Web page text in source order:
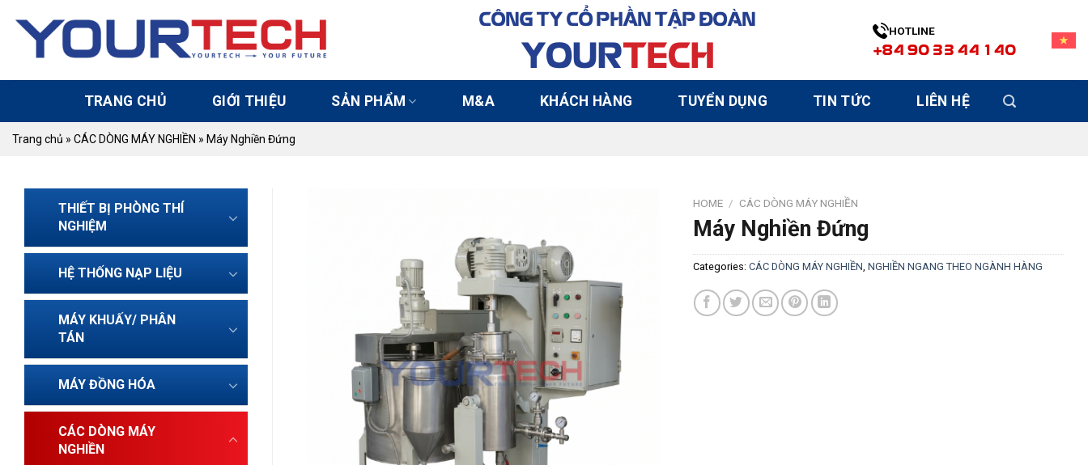
CÔNG TY CỔ PHẦN TẬP ĐOÀN
YOURTECH HOTLINE
+84 90 33 44 140
TRANG CHỦ GIỚI THIỆU SẢN PHẨM M&A KHÁCH HÀNG TUYỂN DỤNG TIN TỨC LIÊN HỆ
Trang chủ » CÁC DÒNG MÁY NGHIỀN » Máy Nghiền Đứng
THIẾT BỊ PHÒNG THÍ
NGHIỆM
HỆ THỐNG NẠP LIỆU
MÁY KHUẤY/ PHÂN
TÁN
MÁY ĐỒNG HÓA
CÁC DÒNG MÁY
NGHIỀN
HOME / CÁC DÒNG MÁY NGHIỀN
Máy Nghiền Đứng
Categories: CÁC DÒNG MÁY NGHIỀN, NGHIỀN NGANG THEO NGÀNH HÀNG